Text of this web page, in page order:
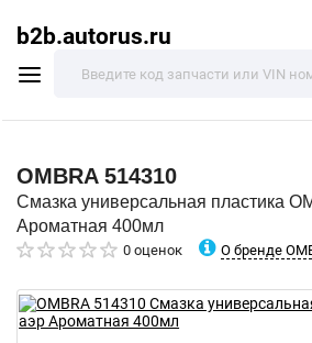
b2b.autorus.ru
OMBRA 514310
Смазка универсальная пластика
Ароматная 400мл
0 оценок О бренде